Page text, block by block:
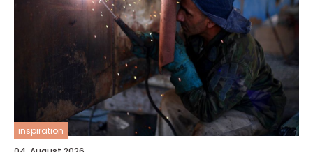
inspiration